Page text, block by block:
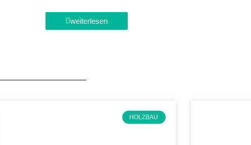
weiterlesen
HOLZBAU